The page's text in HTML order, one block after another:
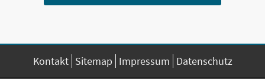
Kontakt Sitemap Impressum Datenschutz